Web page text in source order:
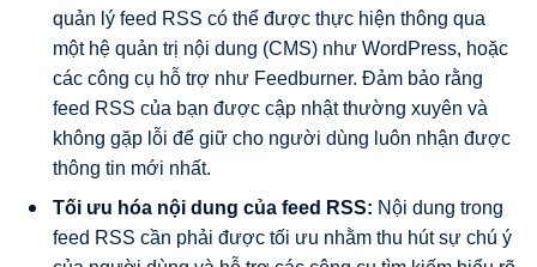
quản lý feed RSS có thể được thực hiện thông qua
một hệ quản trị nội dung (CMS) như WordPress, hoặc
các công cụ hỗ trợ như Feedburner. Đảm bảo rằng
feed RSS của bạn được cập nhật thường xuyên và
không gặp lỗi để giữ cho người dùng luôn nhận được
thông tin mới nhất.
Tối ưu hóa nội dung của feed RSS: Nội dung trong
feed RSS cần phải được tối ưu nhằm thu hút sự chú ý